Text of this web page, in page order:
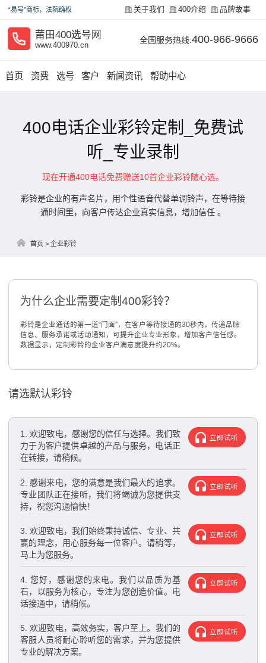
“易号”商标，法院确权 关于我们 400介绍 品牌故事
莆田400选号网
www.400970.cn
全国服务热线:400-966-9666
首页 资费 选号 客户 新闻资讯 帮助中心
400电话企业彩铃定制_免费试
听_专业录制
现在开通400电话免费赠送10首企业彩铃随心选。
彩铃是企业的有声名片，用个性语音代替单调铃声，在等待接
通时间里，向客户传达企业真实信息，增加信任 。
首页 >企业彩铃
为什么企业需要定制400彩铃？
彩铃是企业通话的第一道“门面”，在客户等待接通的30秒内，传递品牌
信息、服务承诺或活动通知，可提升企业专业形象，增加客户信任感。
数据显示，定制彩铃的企业客户满意度提升约20%。
请选默认彩铃
1. 欢迎致电，感谢您的信任与选择。我们致
力于为客户提供卓越的产品与服务，电话正
在转接，请稍候。
立即试听
2. 感谢来电，您的满意是我们最大的追求。
专业团队正在接听，我们将竭诚为您提供支
持，祝您沟通愉快！
立即试听
3. 欢迎致电，我们始终秉持诚信、专业、共
赢的理念，用心服务每一位客户。请稍等，
马上为您服务。
立即试听
4. 您好，感谢您的来电。我们以品质为基
石，以服务为核心，专注为您创造价值。电
话接通中，请稍候。
立即试听
5. 欢迎致电，高效务实，客户至上。我们的
客服人员将耐心聆听您的需求，并为您提供
专业的解决方案。
立即试听